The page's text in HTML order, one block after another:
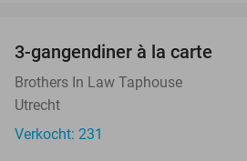
3-gangendiner à la carte
Brothers In Law Taphouse
Utrecht
Verkocht: 231